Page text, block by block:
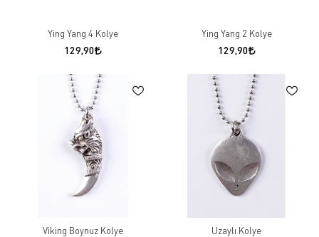
Ying Yang 4 Kolye
129,90
Ying Yang 2 Kolye
129,90
Viking Boynuz Kolye Uzaylı Kolye